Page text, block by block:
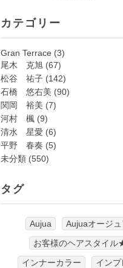
カテゴリー
Gran Terrace (3)
尾木 克旭(67)
松谷 祐子(142)
石橋 悠右美 (90)
関岡 裕美 (7)
河村 楓(9)
清水 星愛 (6)
平野 春奏 (5)
未分類(550)
タグ
Aujua
Aujuaオージュ
お客様のヘアスタイル
インナーカラー
インプ